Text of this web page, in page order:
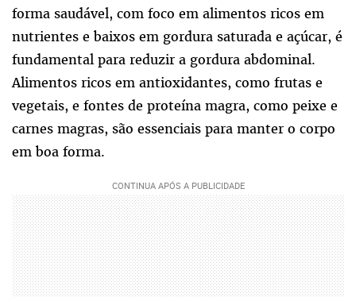
forma saudável, com foco em alimentos ricos em
nutrientes e baixos em gordura saturada e açúcar, é
fundamental para reduzir a gordura abdominal.
Alimentos ricos em antioxidantes, como frutas e
vegetais, e fontes de proteína magra, como peixe e
carnes magras, são essenciais para manter o corpo
em boa forma.